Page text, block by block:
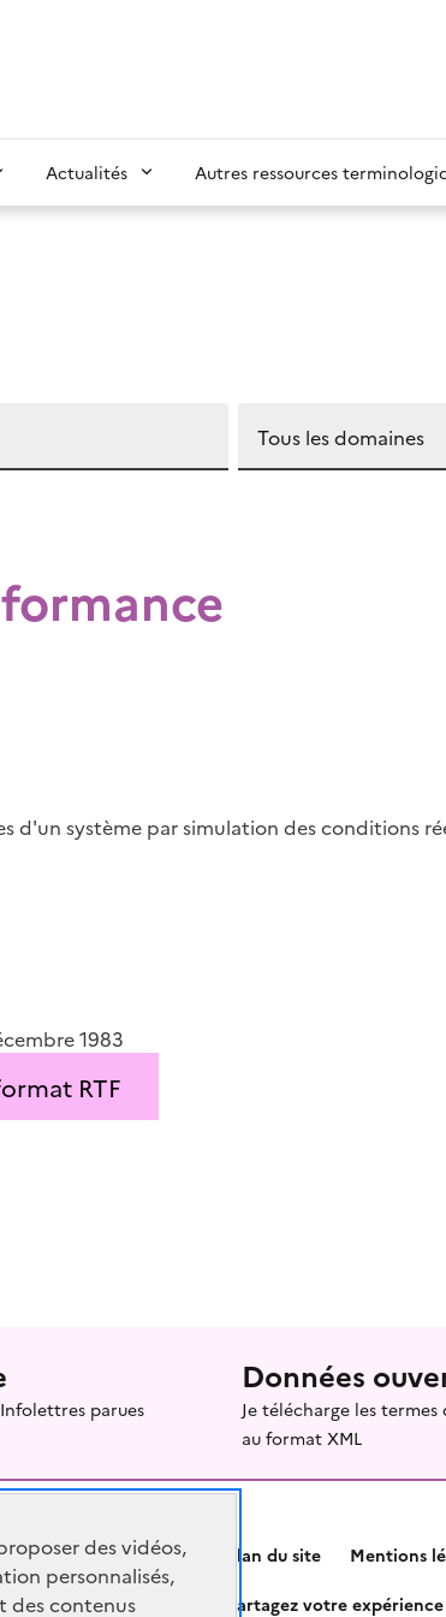
Actualités Autres ressources
d'un système par simulation des conditions
1983
RTF
Infolettres parues
Données
Je télécharge les termes
au format XML
Plan du site Mentions
Partagez votre
des vidéos,
personnalisés,
des contenus